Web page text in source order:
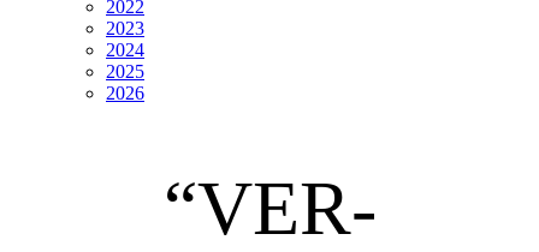
2022
2023
2024
2025
2026
“VER-